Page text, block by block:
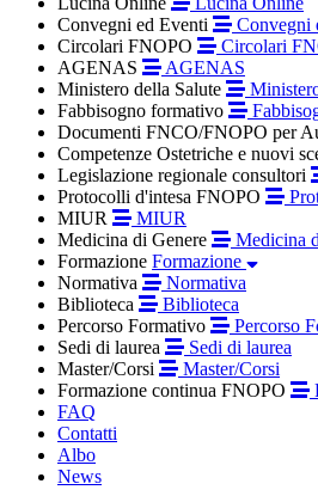
Convegni ed Eventi
Convegni
Circolari FNOPO
Circolari
AGENAS
AGENAS
Ministero della Salute
Fabbisogno formativo
Documenti FNCO/FNOPO per
Competenze Ostetriche e nuovi
Legislazione regionale consultori
Protocolli d'intesa FNOPO
MIUR
MIUR
Medicina di Genere
Medicina
Formazione Formazione
Normativa
Normativa
Biblioteca
Biblioteca
Percorso Formativo
Percorso
Sedi di laurea
Sedi di laurea
Master/Corsi
Master/Corsi
Formazione continua FNOPO
FAQ
Contatti
Albo
News